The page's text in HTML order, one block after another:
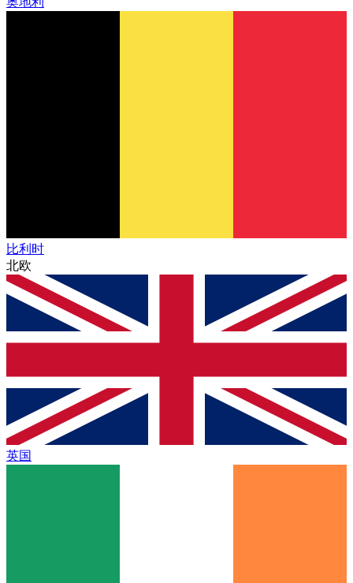
比利时
北欧
英国